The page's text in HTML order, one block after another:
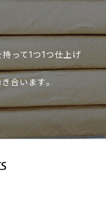
って1つ1つ仕上げ
合います。